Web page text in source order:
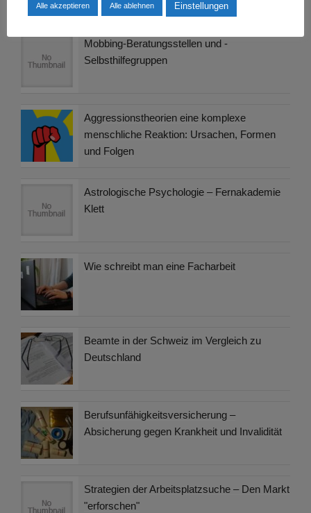
Mobbing-Beratungsstellen und -
Selbsthilfegruppen
Aggressionstheorien eine komplexe
menschliche Reaktion: Ursachen, Formen
und Folgen
Astrologische Psychologie – Fernakademie
Klett
Wie schreibt man eine Facharbeit
Beamte in der Schweiz im Vergleich zu
Deutschland
Berufsunfähigkeitsversicherung –
Absicherung gegen Krankheit und Invalidität
Strategien der Arbeitsplatzsuche – Den Markt
"erforschen"
Alle akzeptieren Alle ablehnen Einstellungen